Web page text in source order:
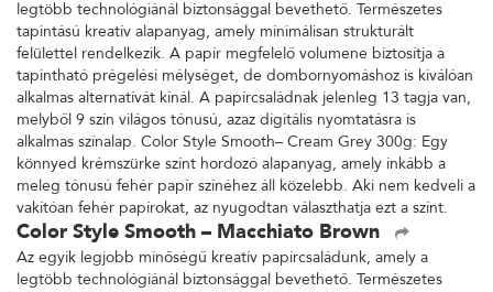
legtöbb technológiánál biztonsággal bevethető. Természetes
tapintású kreatív alapanyag, amely minimálisan strukturált
felülettel rendelkezik. A papír megfelelő volumene biztosítja a
tapintható prégelési mélységet, de dombornyomáshoz is kiválóan
alkalmas alternatívát kínál. A papírcsaládnak jelenleg 13 tagja van,
melyből 9 szín világos tónusú, azaz digitális nyomtatásra is
alkalmas színalap. Color Style Smooth– Cream Grey 300g: Egy
könnyed krémszürke színt hordozó alapanyag, amely inkább a
meleg tónusú fehér papír színéhez áll közelebb. Aki nem kedveli a
vakítóan fehér papírokat, az nyugodtan választhatja ezt a színt.
Color Style Smooth – Macchiato Brown
Az egyik legjobb minőségű kreatív papírcsaládunk, amely a
legtöbb technológiánál biztonsággal bevethető. Természetes